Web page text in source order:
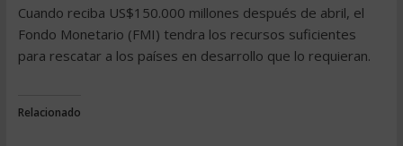
Cuando reciba US$150.000 millones después de abril, el
Fondo Monetario (FMI) tendra los recursos suficientes
para rescatar a los paí­ses en desarrollo que lo requieran.
Relacionado